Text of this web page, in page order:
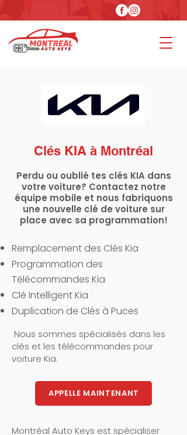
Clés KIA à Montréal
Perdu ou oublié tes clés KIA dans
votre voiture? Contactez notre
équipe mobile et nous fabriquons
une nouvelle clé de voiture sur
place avec sa programmation!
Remplacement des Clés Kia
Programmation des
Télécommandes Kia
Clé Intelligent Kia
Duplication de Clés à Puces
Nous sommes spécialisés dans les
clés et les télécommandes pour
voiture Kia.
APPELLE MAINTENANT
Montréal Auto Keys est spécialiser